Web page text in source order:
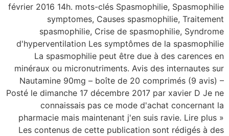
février 2016 14h. mots-clés Spasmophilie, Spasmophilie
symptomes, Causes spasmophilie, Traitement
spasmophilie, Crise de spasmophilie, Syndrome
d'hyperventilation Les symptômes de la spasmophilie
La spasmophilie peut être due à des carences en
minéraux ou micronutriments. Avis des internautes sur
Nautamine 90mg – boîte de 20 comprimés (9 avis) –
Posté le dimanche 17 décembre 2017 par xavier D Je ne
connaissais pas ce mode d'achat concernant la
pharmacie mais maintenant j'en suis ravie. Lire plus »
Les contenus de cette publication sont rédigés à des